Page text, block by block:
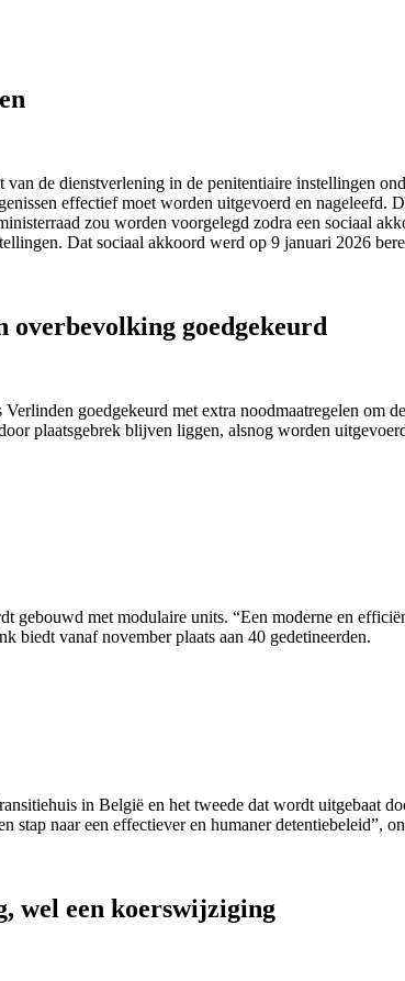
de dienstverlening in de penitentiaire instellingen
effectief moet worden uitgevoerd en nageleefd.
zou worden voorgelegd zodra een sociaal
Dat sociaal akkoord werd op 9 januari 2026
overbevolking goedgekeurd
goedgekeurd met extra noodmaatregelen om
plaatsgebrek blijven liggen, alsnog worden
gebouwd met modulaire units. “Een moderne en
biedt vanaf november plaats aan 40 gedetineerden.
in België en het tweede dat wordt uitgebaat
naar een effectiever en humaner detentiebeleid”,
wel een koerswijziging